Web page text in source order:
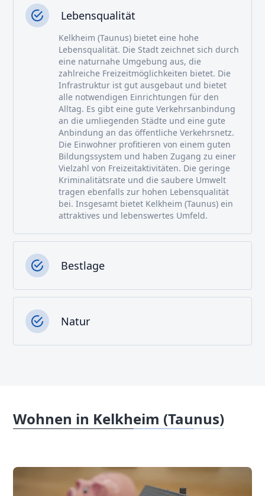
Lebensqualität
Kelkheim (Taunus) bietet eine hohe
Lebensqualität. Die Stadt zeichnet sich durch
eine naturnahe Umgebung aus, die
zahlreiche Freizeitmöglichkeiten bietet. Die
Infrastruktur ist gut ausgebaut und bietet
alle notwendigen Einrichtungen für den
Alltag. Es gibt eine gute Verkehrsanbindung
an die umliegenden Städte und eine gute
Anbindung an das öffentliche Verkehrsnetz.
Die Einwohner profitieren von einem guten
Bildungssystem und haben Zugang zu einer
Vielzahl von Freizeitaktivitäten. Die geringe
Kriminalitätsrate und die saubere Umwelt
tragen ebenfalls zur hohen Lebensqualität
bei. Insgesamt bietet Kelkheim (Taunus) ein
attraktives und lebenswertes Umfeld.
Bestlage
Natur
Wohnen in Kelkheim (Taunus)